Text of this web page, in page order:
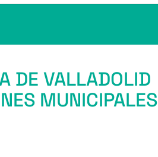
DE VALLADOLID
MUNICIPALES